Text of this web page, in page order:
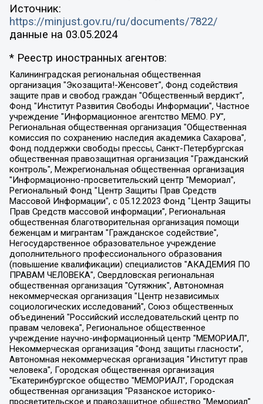
Источник:
https://minjust.gov.ru/ru/documents/7822/
данные на 03.05.2024
* Реестр иностранных агентов:
Калининградская региональная общественная организация "Экозащита!-Женсовет", Фонд содействия защите прав и свобод граждан "Общественный вердикт", Фонд "Институт Развития Свободы Информации", Частное учреждение "Информационное агентство МЕМО. РУ", Региональная общественная организация "Общественная комиссия по сохранению наследия академика Сахарова", Фонд поддержки свободы прессы, Санкт-Петербургская общественная правозащитная организация "Гражданский контроль", Межрегиональная общественная организация "Информационно-просветительский центр "Мемориал", Региональный Фонд "Центр Защиты Прав Средств Массовой Информации", с 05.12.2023 Фонд "Центр Защиты Прав Средств массовой информации", Региональная общественная благотворительная организация помощи беженцам и мигрантам "Гражданское содействие", Негосударственное образовательное учреждение дополнительного профессионального образования (повышение квалификации) специалистов "АКАДЕМИЯ ПО ПРАВАМ ЧЕЛОВЕКА", Свердловская региональная общественная организация "Сутяжник", Автономная некоммерческая организация "Центр независимых социологических исследований", Союз общественных объединений "Российский исследовательский центр по правам человека", Региональное общественное учреждение научно-информационный центр "МЕМОРИАЛ", Некоммерческая организация "Фонд защиты гласности", Автономная некоммерческая организация "Институт прав человека", Городская общественная организация "Екатеринбургское общество "МЕМОРИАЛ", Городская общественная организация "Рязанское историко-просветительское и правозащитное общество "Мемориал" (Рязанский Мемориал), Челябинский региональный орган общественной самодеятельности – женское общественное объединение "Женщины Евразии", Челябинский региональный орган общественной самодеятельности "Уральская правозащитная группа", Фонд содействия защите здоровья и социальной справедливости имени Андрея Рылькова, Автономная Некоммерческая Организация "Аналитический Центр Юрия Левады", Автономная некоммерческая организация социальной поддержки населения "Проект Апрель", Региональная общественная организация помощи женщинам и детям, находящимся в кризисной ситуации "Информационно-методический центр "Анна", Фонд содействия развитию массовых коммуникаций и правовому просвещению "Так-так-Так", Фонд содействия устойчивому развитию "Серебряная тайга", Свердловский региональный общественный фонд социальных проектов "Новое время", "Idel.Реалии", Кавказ.Реалии, Крым.Реалии, Телеканал Настоящее Время, Татаро-башкирская служба Радио Свобода (Azatliq Radiosi), Радио Свободная Европа/Радио Свобода (PCE/PC), "Сибирь.Реалии", "Фактограф", Благотворительный фонд помощи осужденным и их семьям, Автономная некоммерческая организация "Институт глобализации и социальных движений", Фонд "В защиту прав заключенных", Частное учреждение "Центр поддержки и содействия развитию средств массовой информации", Пензенский региональный общественный благотворительный фонд "Гражданский союз", "Север.Реалии", Некоммерческая организация Фонд "Правовая инициатива", Общество с ограниченной ответственностью "Радио Свободная Европа/Радио Свобода", Чешское информационное агентство "MEDIUM-ORIENT", Красноярская региональная общественная организация "Мы против СПИДа", Камалягин Денис Николаевич, Маркелов Сергей Евгеньевич, Пономарев Лев Александрович, Савицкая Людмила Алексеевна, Автономная некоммерческая организация "Центр по работе с проблемой насилия "НАСИЛИЮ.НЕТ", Межрегиональный профессиональный союз работников здравоохранения "Альянс врачей", Юридическое лицо, зарегистрированное в Латвийской Республике, SIA "Medusa Project" (регистрационный номер 40103797863, дата регистрации 10.06.2014), Некоммерческая организация "Фонд по борьбе с коррупцией", Автономная некоммерческая организация "Институт права и публичной политики", Баданин Роман Сергеевич, Гликин Максим Александрович, Железнова Мария Михайловна, Лукьянова Юлия Сергеевна, Маетная Елизавета Витальевна, Маняхин Петр Борисович, Чуракова Ольга Владимировна, Ярош Юлия Петровна, Юридическое лицо "The Insider SIA", зарегистрированное в Риге, Латвийская Республика (дата регистрации 26.06.2015), являющееся администратором доменного имени интернет-издания "The Insider SIA", https://theins.ru, Постернак Алексей Евгеньевич, Рубин Михаил Аркадьевич, Анин Роман Александрович, Юридическое лицо Istories fonds, зарегистрированное в Латвийской Республике (регистрационный номер 50008295751, дата регистрации 24.02.2020), Великовский Дмитрий Александрович, Долинина Ирина Николаевна, Мароховская Алеся Алексеевна, Шлейнов Роман Юрьевич, Шмагун Олеся Валентиновна, Общество с ограниченной ответственностью "Альтаир 2021", Общество с ограниченной ответственностью "Вега 2021", Общество с ограниченной ответственностью "Главный редактор 2021", Общество с ограниченной ответственностью "Ромашки монолит", Важенков Артем Валерьевич, Ивановская областная общественная организация "Центр гендерных исследований", Гурман Юрий Альбертович, Медиапроект "ОВД-Инфо", Егоров Владимир Владимирович, Жилинский Владимир Александрович, Общество с ограниченной ответственностью "ЗП", Иванова София Юрьевна, Карезина Инна Павловна, Кильтау Екатерина Викторовна, Петров Алексей Викторович, Пискунов Сергей Евгеньевич, Смирнов Сергей Сергеевич, Тихонов Михаил Сергеевич, Общество с ограниченной ответственностью "ЖУРНАЛИСТ-ИНОСТРАННЫЙ АГЕНТ", Арапова Галина Юрьевна, Вольтская Татьяна Анатольевна, Американская компания "Mason G.E.S. Anonymous Foundation" (США), являющаяся владельцем интернет-издания https://mnews.world/, Компания "Stichting Bellingcat", зарегистрированная в Нидерландах (дата регистрации 11.07.2018), Захаров Андрей Вячеславович, Клепиковская Екатерина Дмитриевна, Общество с ограниченной ответственностью "МЕМО", Перл Роман Александрович, Симонов Евгений Алексеевич, Соловьева Елена Анатольевна, Сотников Даниил Владимирович, Сурначева Елизавета Дмитриевна, Автономная некоммерческая организация по защите прав человека и информированию населения "Якутия – Наше Мнение", Общество с ограниченной ответственностью "Москоу диджитал медиа", с 26.01.2023 Общество с ограниченной ответственностью "Чайка Белые сады", Ветошкина Валерия Валерьевна, Заговора Максим Александрович, Межрегиональное общественное движение "Российская ЛГБТ - сеть", Оленичев Максим Владимирович, Павлов Иван Юрьевич, Скворцова Елена Сергеевна, Общество с ограниченной ответственностью "Как бы инагент", Кочетков Игорь Викторович, Общество с ограниченной ответственностью "Честные выборы", Еланчик Олег Александрович, Общество с ограниченной ответственностью "Нобелевский призыв", Гималова Регина Эмилевна, Григорьев Андрей Валерьевич, Григорьева Алина Александровна, Ассоциация по содействию защите прав призывников, альтернативнослужащих и военнослужащих "Правозащитная группа "Гражданин.Армия.Право", Хисамова Регина Фаритовна, Автономная некоммерческая организация по реализации социально-правовых программ "Лилит", Дальневосточное общественное движение "Маяк", Санкт-Петербургская ЛГБТ-инициативная группа "Выход", Инициативная группа ЛГБТ+ "Реверс", Алексеев Андрей Викторович, Бекбулатова Таисия Львовна, Беляев Иван Михайлович, Владыкина Елена Сергеевна, Гельман Марат Александрович, Никульшина Вероника Юрьевна, Толоконникова Надежда Андреевна, Шендерович Виктор Анатольевич, Общество с ограниченной ответственностью "Данное сообщение", Общество с ограниченной ответственностью Издательский дом "Новая глава", Айнбиндер Александра Александровна, Московский комьюнити-центр для ЛГБТ+инициатив, Благотворительный фонд развития филантропии, Deutsche Welle (Германия, Kurt-Schumacher-Strasse 3, 53113 Bonn), Борзунова Мария Михайловна, Воробьев Виктор Викторович, Голубева Анна Львовна, Константинова Алла Михайловна, Малкова Ирина Владимировна, Мурадов Мурад Абдулгалимович, Осетинская Елизавета Николаевна, Понасенков Евгений Николаевич, Ганапольский Матвей Юрьевич, Киселев Евгений Алексеевич, Борухович Ирина Григорьевна, Дремин Иван Тимофеевич, Дубровский Дмитрий Викторович, Красноярская региональная общественная организация поддержки и развития альтернативных образовательных технологий и межкультурных коммуникаций "ИНТЕРРА", Маяковская Екатерина Алексеевна, Фейгин Марк Захарович, Филимонов Андрей Викторович, Дзугкоева Регина Николаевна, Доброхотов Роман Александрович, Дудь Юрий Александрович, Елкин Сергей Владимирович, Кругликов Кирилл Игоревич, Сабунаева Мария Леонидовна, Семенов Алексей Владимирович, Шаинян Карен Багратович, Шульман Екатерина Михайловна, Асафьев Артур Валерьевич, Вахштайн Виктор Семенович, Венедиктов Алексей Алексеевич, Лушникова Екатерина Евгеньевна, Волков Леонид Михайлович, Невзоров Александр Глебович, Пархоменко Сергей Борисович, Сироткин Ярослав Николаевич, Кара-Мурза Владимир Владимирович, Баранова Наталья Владимировна, Гозман Леонид Яковлевич, Кагарлицкий Борис Юльевич, Климарев Михаил Валерьевич, Милов Владимир Станиславович, Автономная некоммерческая организация Краснодарский центр современного искусства "Типография", Моргенштерн Алишер Тагирович, Соболь Любовь Эдуардовна, Общество с ограниченной ответственностью "ЛИЗА НОРМ", Каспаров Гарри Кимович, Ходорковский Михаил Борисович, Общество с ограниченной ответственностью "Апрельские тезисы", Данилович Ирина Брониславовна, Кашин Олег Владимирович, Петров Николай Владимирович, Пивоваров Алексей Владимирович, Соколов Михаил Владимирович, Цветкова Юлия Владимировна, Чичваркин Евгений Александрович, Комитет против пыток/Команда против пыток, Общество с ограниченной ответственностью "Первый научный", Общество с ограниченной ответственностью "Вертолет и ко", Белоцерковская Вероника Борисовна, Кац Максим Евгеньевич, Лазарева Татьяна Юрьевна, Шаведдинов Руслан Табризович, Яшин Илья Валерьевич, Общество с ограниченной ответственностью "Иноагент ААВ", Алешковский Дмитрий Петрович, Альбац Евгения Марковна, Быков Дмитрий Львович, Галямина Юлия Евгеньевна, Лойко Сергей Леонидович, Мартынов Кирилл Константинович, Медведев Сергей Александрович, Крашенинников Федор Геннадиевич, Гордеева Катерина Вл